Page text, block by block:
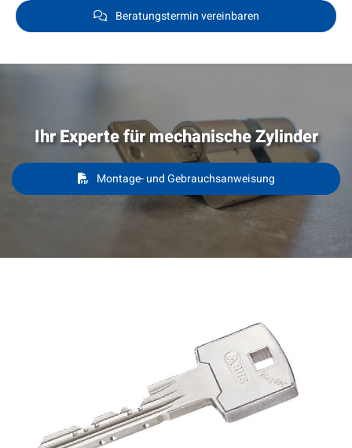
Beratungstermin vereinbaren
Ihr Experte für mechanische Zylinder
Montage- und Gebrauchsanweisung